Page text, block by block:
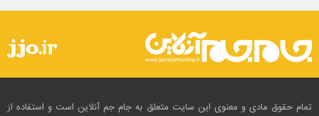
تمام حقوق مادی و معنوی این سایت متعلق به جام جم آنلاین است و استفاده از